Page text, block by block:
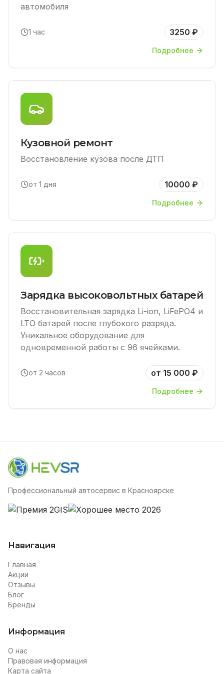
автомобиля
1 час 3250 ₽
Подробнее
Кузовной ремонт
Восстановление кузова после ДТП
от 1 дня 10000 ₽
Подробнее
Зарядка высоковольтных батарей
Восстановительная зарядка Li-ion, LiFePO4 и
LTO батарей после глубокого разряда.
Уникальное оборудование для
одновременной работы с 96 ячейками.
от 2 часов от 15 000 ₽
Подробнее
Профессиональный автосервис в Красноярске
Навигация
Главная
Акции
Отзывы
Блог
Бренды
Информация
О нас
Правовая информация
Карта сайта